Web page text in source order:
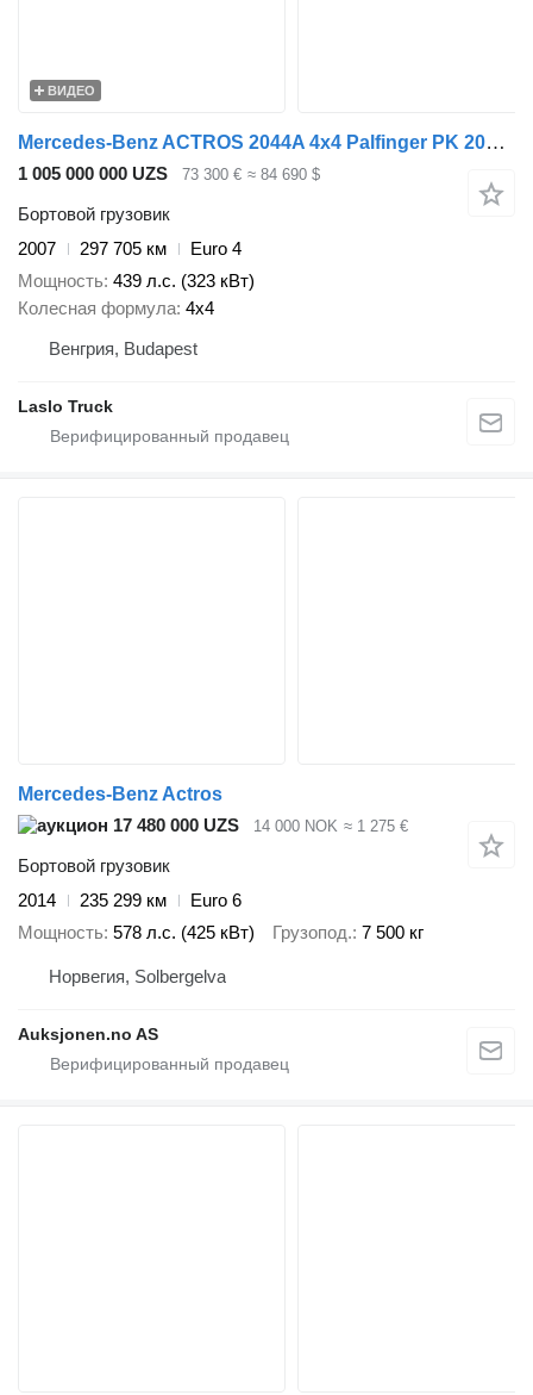
ВИДЕО
Mercedes-Benz ACTROS 2044A 4x4 Palfinger PK 20002 hds Crane
1 005 000 000 UZS 73 300 € ≈ 84 690 $
Бортовой грузовик
2007
297 705 км
Euro 4
Мощность 439 л.с. (323 кВт)
Колесная формула 4x4
Венгрия, Budapest
Laslo Truck
Mercedes-Benz Actros
17 480 000 UZS
14 000 NOK ≈ 1 275 €
Бортовой грузовик
2014
235 299 км
Euro 6
Мощность 578 л.с. (425 кВт) Грузопод. 7 500 кг
Норвегия, Solbergelva
Auksjonen.no AS